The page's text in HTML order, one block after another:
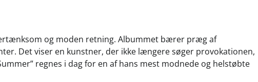
og moden retning. Albummet bærer præg af
Det viser en kunstner, der ikke længere søger provokationen,
regnes i dag for en af hans mest modnede og helstøbte